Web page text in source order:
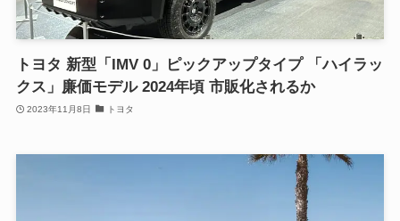
トヨタ 新型「IMV 0」ピックアップタイプ 「ハイラッ
クス」廉価モデル 2024年頃 市販化されるか
2023年11月8日 トヨタ